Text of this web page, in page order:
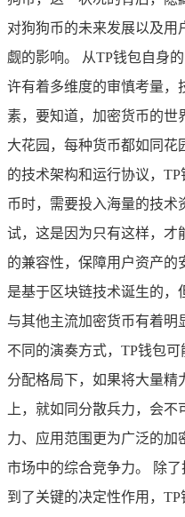
对狗狗币的未来发展以及用
觑的影响。 从TP钱包自身
许有着多维度的审慎考量，
素，要知道，加密货币的世
大花园，每种货币都如同花
的技术架构和运行协议，
币时，需要投入海量的技术
试，这是因为只有这样，才
的兼容性，保障用户资产的
是基于区块链技术诞生的，
与其他主流加密货币有着明
不同的演奏方式，TP钱包
分配格局下，如果将大量精
上，就如同分散兵力，会
力、应用范围更为广泛的加
市场中的综合竞争力。 除
到了关键的决定性作用，